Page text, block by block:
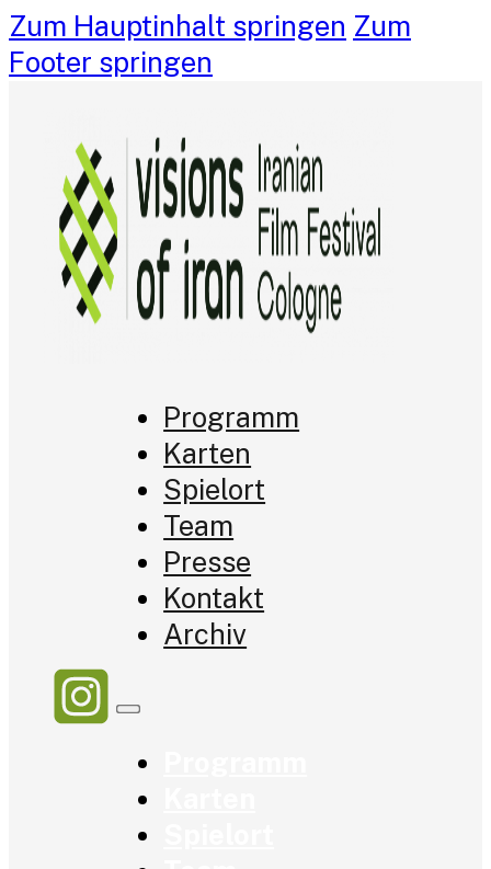
Zum Hauptinhalt springen Zum
Footer springen
Programm
Karten
Spielort
Team
Presse
Kontakt
Archiv